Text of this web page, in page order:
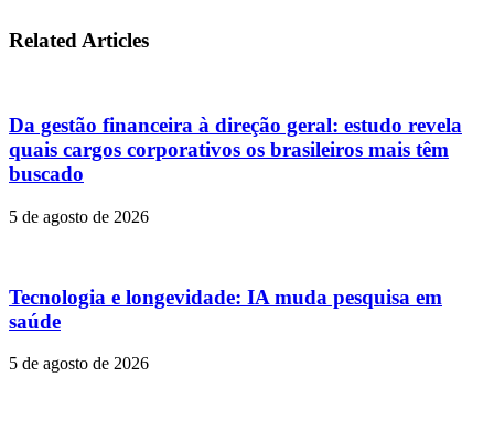
Related Articles
Da gestão financeira à direção geral: estudo revela
quais cargos corporativos os brasileiros mais têm
buscado
5 de agosto de 2026
Tecnologia e longevidade: IA muda pesquisa em
saúde
5 de agosto de 2026